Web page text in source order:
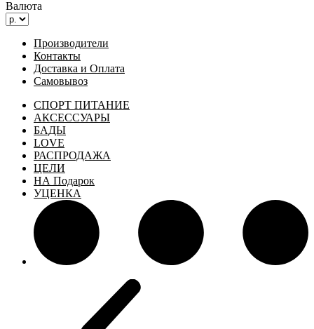
Валюта
Производители
Контакты
Доставка и Оплата
Самовывоз
СПОРТ ПИТАНИЕ
АКСЕССУАРЫ
БАДЫ
LOVE
РАСПРОДАЖА
ЦЕЛИ
НА Подарок
УЦЕНКА